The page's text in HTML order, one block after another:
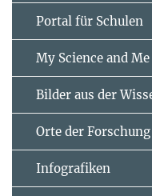
Portal für Schulen
My Science and Me
Bilder aus der
Orte der Forschung
Infografiken